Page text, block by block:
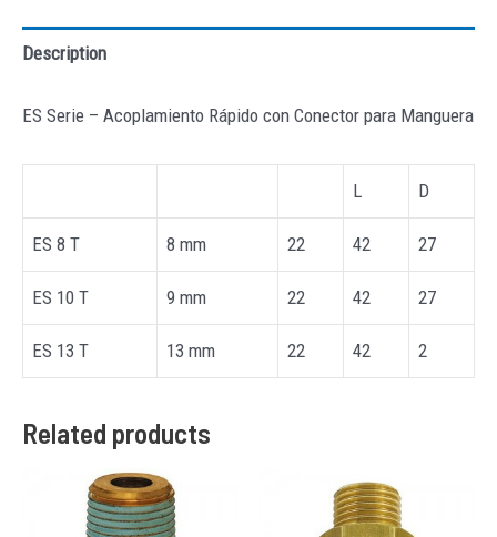
Description
ES Serie – Acoplamiento Rápido con Conector para Manguera
L D
ES 8 T 8 mm 22 42 27
ES 10 T 9 mm 22 42 27
ES 13 T 13 mm 22 42 2
Related products